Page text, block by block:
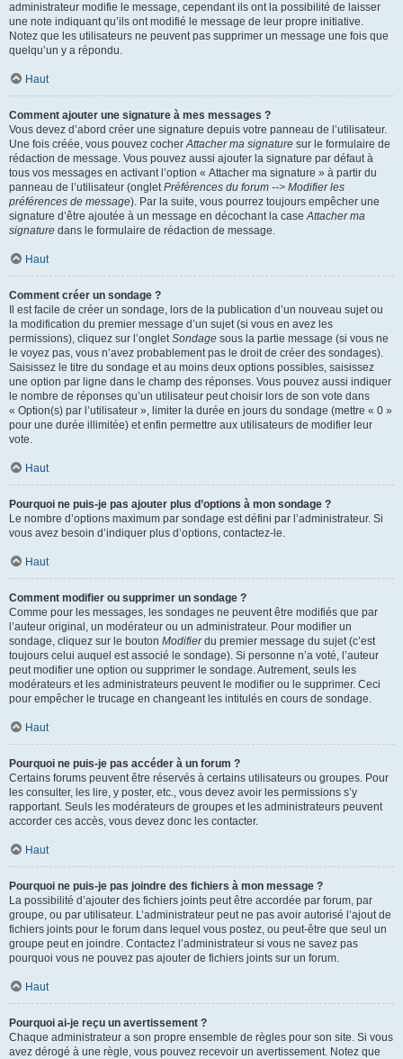
administrateur modifie le message, cependant ils ont la possibilité de laisser
une note indiquant qu’ils ont modifié le message de leur propre initiative.
Notez que les utilisateurs ne peuvent pas supprimer un message une fois que
quelqu’un y a répondu.
Haut
Comment ajouter une signature à mes messages ?
Vous devez d’abord créer une signature depuis votre panneau de l’utilisateur.
Une fois créée, vous pouvez cocherAttacher ma signature sur le formulaire de
rédaction de message. Vous pouvez aussi ajouter la signature par défaut à
tous vos messages en activant l’option « Attacher ma signature » à partir du
panneau de l’utilisateur (ongletPréférences du forum --> Modifier les
préférences de message). Par la suite, vous pourrez toujours empêcher une
signature d’être ajoutée à un message en décochant la caseAttacher ma
signature dans le formulaire de rédaction de message.
Haut
Comment créer un sondage ?
Il est facile de créer un sondage, lors de la publication d’un nouveau sujet ou
la modification du premier message d’un sujet (si vous en avez les
permissions), cliquez sur l’ongletSondage sous la partie message (si vous ne
le voyez pas, vous n’avez probablement pas le droit de créer des sondages).
Saisissez le titre du sondage et au moins deux options possibles, saisissez
une option par ligne dans le champ des réponses. Vous pouvez aussi indiquer
le nombre de réponses qu’un utilisateur peut choisir lors de son vote dans
« Option(s) par l’utilisateur », limiter la durée en jours du sondage (mettre « 0 »
pour une durée illimitée) et enfin permettre aux utilisateurs de modifier leur
vote.
Haut
Pourquoi ne puis-je pas ajouter plus d’options à mon sondage ?
Le nombre d’options maximum par sondage est défini par l’administrateur. Si
vous avez besoin d’indiquer plus d’options, contactez-le.
Haut
Comment modifier ou supprimer un sondage ?
Comme pour les messages, les sondages ne peuvent être modifiés que par
l’auteur original, un modérateur ou un administrateur. Pour modifier un
sondage, cliquez sur le bouton Modifierdu premier message du sujet (c’est
toujours celui auquel est associé le sondage). Si personne n’a voté, l’auteur
peut modifier une option ou supprimer le sondage. Autrement, seuls les
modérateurs et les administrateurs peuvent le modifier ou le supprimer. Ceci
pour empêcher le trucage en changeant les intitulés en cours de sondage.
Haut
Pourquoi ne puis-je pas accéder à un forum ?
Certains forums peuvent être réservés à certains utilisateurs ou groupes. Pour
les consulter, les lire, y poster, etc., vous devez avoir les permissions s’y
rapportant. Seuls les modérateurs de groupes et les administrateurs peuvent
accorder ces accès, vous devez donc les contacter.
Haut
Pourquoi ne puis-je pas joindre des fichiers à mon message ?
La possibilité d’ajouter des fichiers joints peut être accordée par forum, par
groupe, ou par utilisateur. L’administrateur peut ne pas avoir autorisé l’ajout de
fichiers joints pour le forum dans lequel vous postez, ou peut-être que seul un
groupe peut en joindre. Contactez l’administrateur si vous ne savez pas
pourquoi vous ne pouvez pas ajouter de fichiers joints sur un forum.
Haut
Pourquoi ai-je reçu un avertissement ?
Chaque administrateur a son propre ensemble de règles pour son site. Si vous
avez dérogé à une règle, vous pouvez recevoir un avertissement. Notez que